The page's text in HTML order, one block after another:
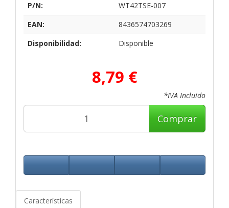
P/N:
WT42TSE-007
EAN:
8436574703269
Disponibilidad:
Disponible
8,79 €
*IVA Incluido
Comprar
Características